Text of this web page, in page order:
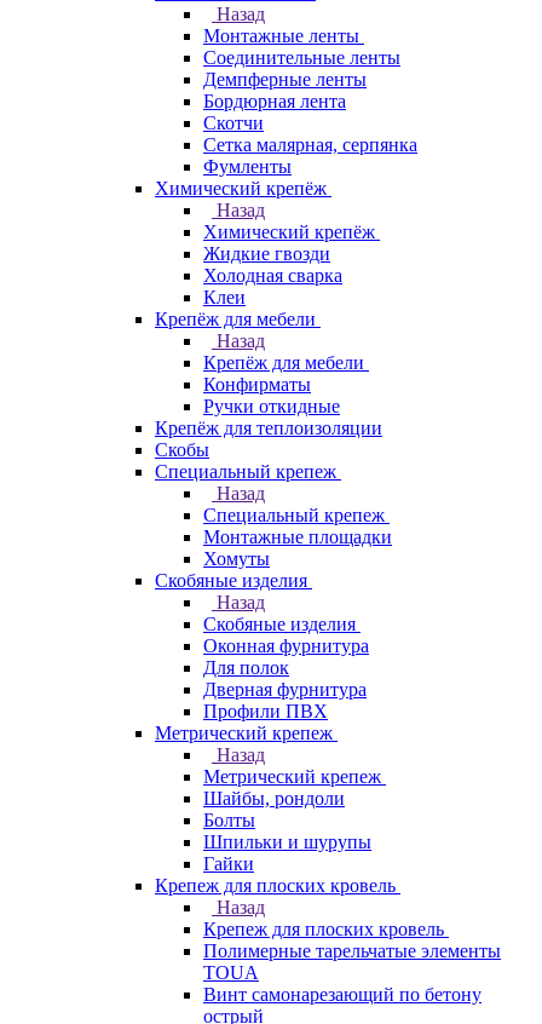
Назад
Монтажные ленты
Соединительные ленты
Демпферные ленты
Бордюрная лента
Скотчи
Сетка малярная, серпянка
Фумленты
Химический крепёж
Назад
Химический крепёж
Жидкие гвозди
Холодная сварка
Клеи
Крепёж для мебели
Назад
Крепёж для мебели
Конфирматы
Ручки откидные
Крепёж для теплоизоляции
Скобы
Специальный крепеж
Назад
Специальный крепеж
Монтажные площадки
Хомуты
Скобяные изделия
Назад
Скобяные изделия
Оконная фурнитура
Для полок
Дверная фурнитура
Профили ПВХ
Метрический крепеж
Назад
Метрический крепеж
Шайбы, рондоли
Болты
Шпильки и шурупы
Гайки
Крепеж для плоских кровель
Назад
Крепеж для плоских кровель
Полимерные тарельчатые элементы
TOUA
Винт самонарезающий по бетону
острый